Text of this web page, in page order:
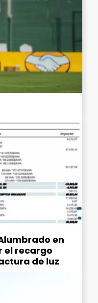
en
el recargo
de luz